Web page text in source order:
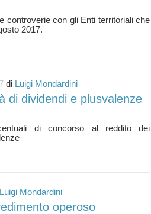
controverie con gli Enti territoriali che
di Luigi Mondardini
di dividendi e plusvalenze
di concorso al reddito dei
dividendi e delle plusvalenze
Luigi Mondardini
operoso